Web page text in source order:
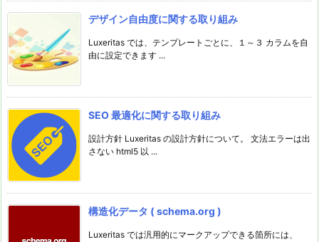
デザイン自由度に関する取り組み
Luxeritas では、テンプレートごとに、１～３ カラムを自
由に設定できます ...
SEO 最適化に関する取り組み
設計方針 Luxeritas の設計方針について。 文法エラーは出
さない html5 以 ...
構造化データ ( schema.org )
Luxeritas では汎用的にマークアップできる箇所には、